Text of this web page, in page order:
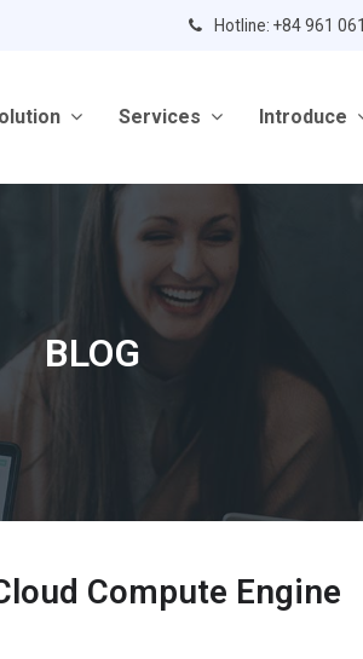
Hotline: +84 961
Services Introduce
BLOG
Compute Engine